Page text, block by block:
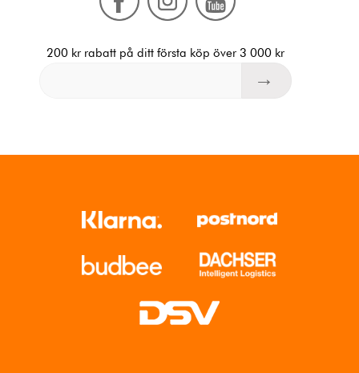
200 kr rabatt på ditt första köp över 3 000 kr